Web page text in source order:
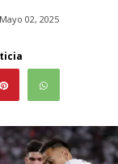
Mayo 02, 2025